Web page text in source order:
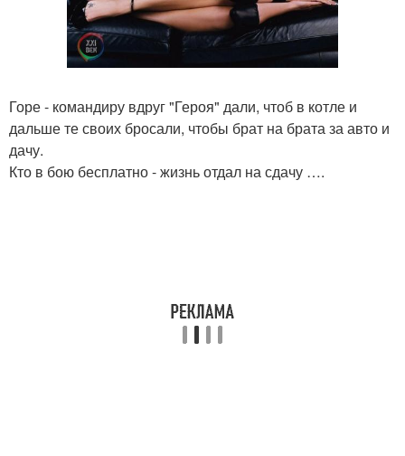
Горе - командиру вдруг "Героя" дали, чтоб в котле и
дальше те своих бросали, чтобы брат на брата за авто и
дачу.
Кто в бою бесплатно - жизнь отдал на сдачу ….